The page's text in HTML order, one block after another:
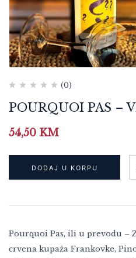
(0)
POURQUOI PAS –
54,50 KM
DODAJ U KORPU
Pourquoi Pas, ili u prevodu –
crvena kupaža Frankovke,